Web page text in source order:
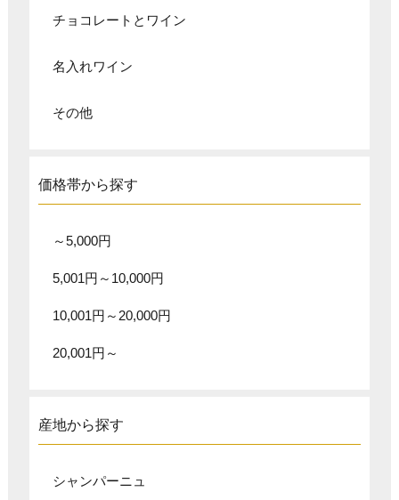
チョコレートとワイン
名入れワイン
その他
価格帯から探す
～5,000円
5,001円～10,000円
10,001円～20,000円
20,001円～
産地から探す
シャンパーニュ